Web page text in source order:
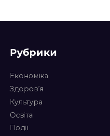
Рубрики
Економіка
Здоров’я
Культура
Освіта
Події